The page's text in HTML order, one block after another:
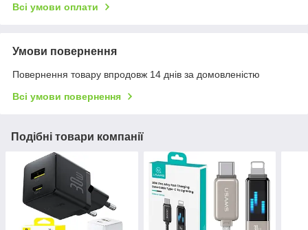
Всі умови оплати
Умови повернення
Повернення товару впродовж 14 днів за домовленістю
Всі умови повернення
Подібні товари компанії